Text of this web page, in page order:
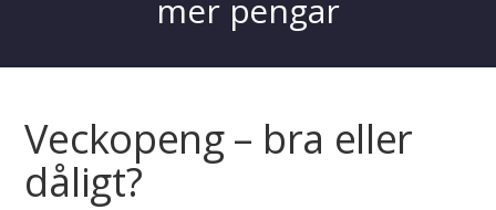
mer pengar
Veckopeng – bra eller
dåligt?